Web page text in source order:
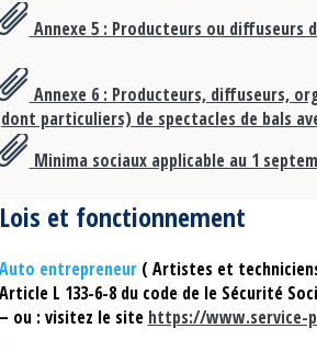
Annexe 5 : Producteurs ou diffuseurs
Annexe 6 : Producteurs, diffuseurs,
particuliers) de spectacles de bals
Minima sociaux applicable au 1
et fonctionnement
entrepreneur( Artistes et
L 133-6-8 du code de le Sécurité
ou : visitez le site https://www.service-